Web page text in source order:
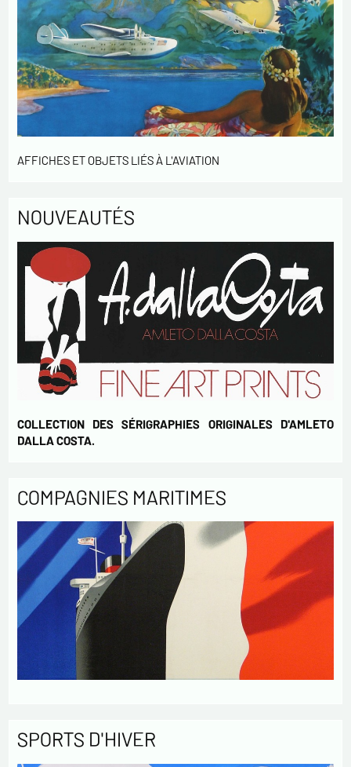
votre activités.
* champs obligatoires
Envoyer
AFFICHES ET OBJETS LIÉS À L'AVIATION
NOUVEAUTÉS
COLLECTION DES SÉRIGRAPHIES ORIGINALES D'AMLETO
DALLA COSTA.
COMPAGNIES MARITIMES
SPORTS D'HIVER